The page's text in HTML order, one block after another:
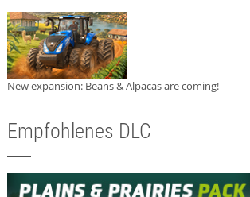
New expansion: Beans & Alpacas are coming!
Empfohlenes DLC